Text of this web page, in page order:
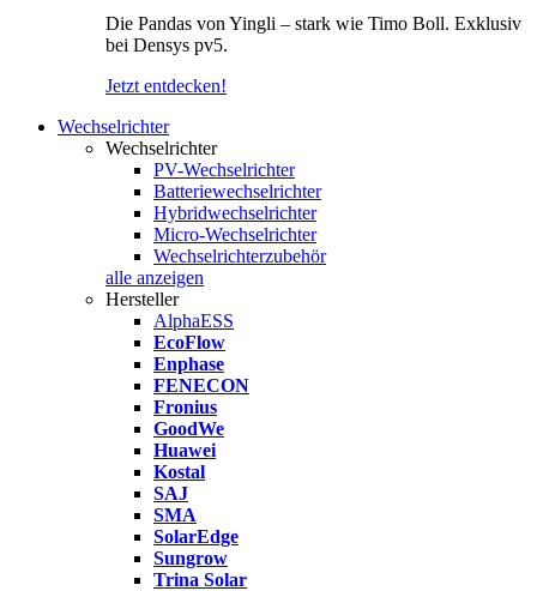
Die Pandas von Yingli – stark wie Timo Boll. Exklusiv
bei Densys pv5.
Jetzt entdecken!
Wechselrichter
Wechselrichter
PV-Wechselrichter
Batteriewechselrichter
Hybridwechselrichter
Micro-Wechselrichter
Wechselrichterzubehör
alle anzeigen
Hersteller
AlphaESS
EcoFlow
Enphase
FENECON
Fronius
GoodWe
Huawei
Kostal
SAJ
SMA
SolarEdge
Sungrow
Trina Solar